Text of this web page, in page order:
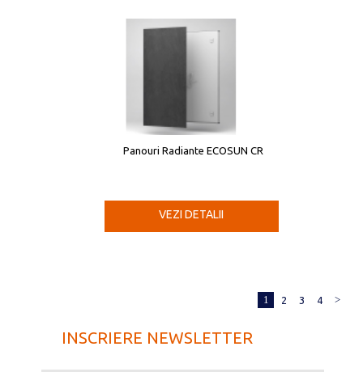
Panouri Radiante ECOSUN CR
VEZI DETALII
1 2 3 4 >
INSCRIERE NEWSLETTER